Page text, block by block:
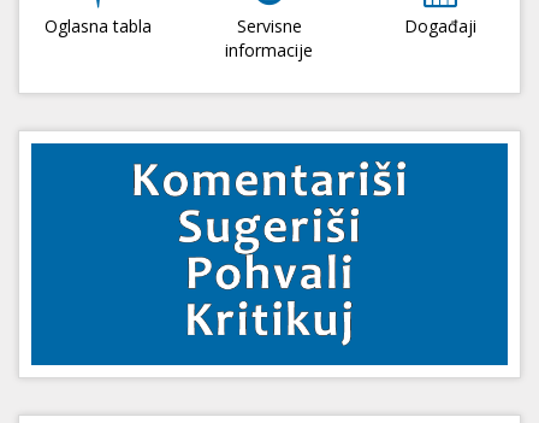
Oglasna tabla
Servisne
informacije
Događaji